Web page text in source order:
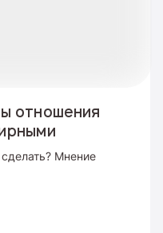
отношения
Мнение